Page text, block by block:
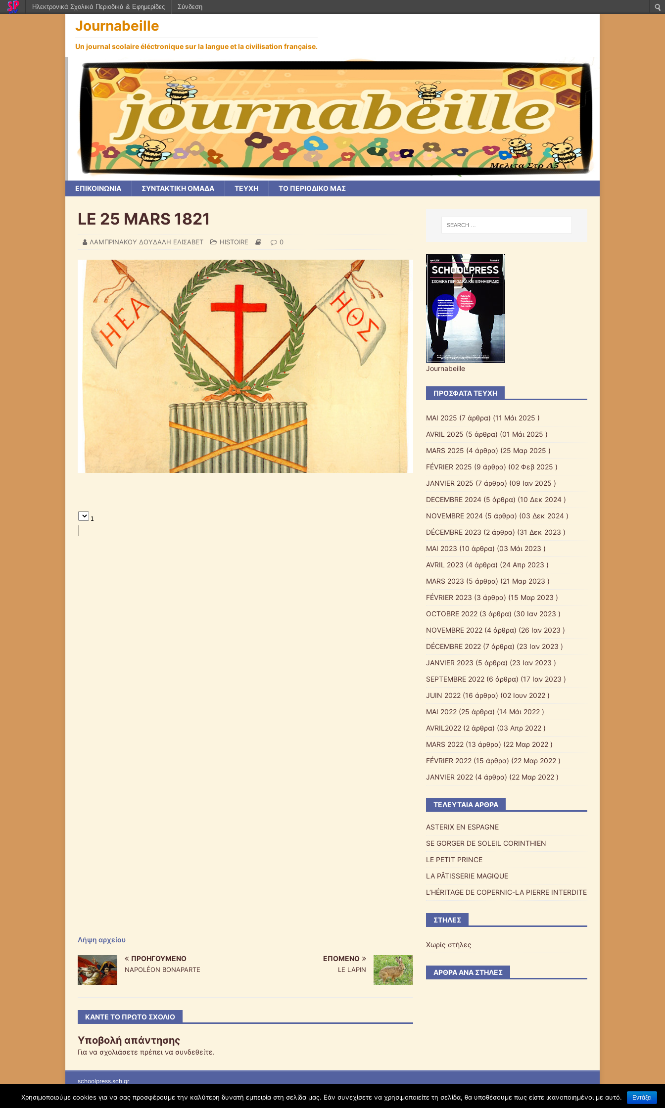
Journabeille
Un journal scolaire éléctronique sur la langue et la civilisation française.
ΕΠΙΚΟΙΝΩΝΙΑ ΣΥΝΤΑΚΤΙΚΗ ΟΜΑΔΑ ΤΕΥΧΗ ΤΟ ΠΕΡΙΟΔΙΚΟ ΜΑΣ
LE 25 MARS 1821
ΛΑΜΠΡΙΝΑΚΟΥ ΔΟΥΔΑΛΗ ΕΛΙΣΑΒΕΤ HISTOIRE 0
Λήψη αρχείου
ΠΡΟΗΓΟΎΜΕΝΟ
NAPOLÉON BONAPARTE
ΕΠΌΜΕΝΟ
LE LAPIN
ΚΆΝΤΕ ΤΟ ΠΡΏΤΟ ΣΧΌΛΙΟ
Υποβολή απάντησης
Για να σχολιάσετε πρέπει να συνδεθείτε.
Journabeille
ΠΡΌΣΦΑΤΑ ΤΕΎΧΗ
ΜΑΙ 2025 (7 άρθρα) (11 Μάι 2025 )
AVRIL 2025 (5 άρθρα) (01 Μάι 2025 )
MARS 2025 (4 άρθρα) (25 Μαρ 2025 )
FÉVRIER 2025 (9 άρθρα) (02 Φεβ 2025 )
JANVIER 2025 (7 άρθρα) (09 Ιαν 2025 )
DECEMBRE 2024(5 άρθρα) (10 Δεκ 2024 )
NOVEMBRE 2024(5 άρθρα) (03 Δεκ 2024 )
DÉCEMBRE 2023 (2 άρθρα) (31 Δεκ 2023 )
MAI 2023 (10 άρθρα) (03 Μάι 2023 )
AVRIL 2023 (4 άρθρα) (24 Απρ 2023 )
MARS 2023 (5 άρθρα) (21 Μαρ 2023 )
FÉVRIER 2023 (3 άρθρα) (15 Μαρ 2023 )
OCTOBRE 2022(3 άρθρα) (30 Ιαν 2023 )
NOVEMBRE 2022(4 άρθρα) (26 Ιαν 2023 )
DÉCEMBRE 2022(7 άρθρα) (23 Ιαν 2023 )
JANVIER 2023 (5 άρθρα) (23 Ιαν 2023 )
SEPTEMBRE 2022(6 άρθρα) (17 Ιαν 2023 )
JUIN 2022(16 άρθρα) (02 Ιουν 2022 )
MAI 2022(25 άρθρα) (14 Μάι 2022 )
AVRIL2022(2 άρθρα) (03 Απρ 2022 )
MARS 2022(13 άρθρα) (22 Μαρ 2022 )
FÉVRIER 2022(15 άρθρα) (22 Μαρ 2022 )
JANVIER 2022(4 άρθρα) (22 Μαρ 2022 )
ΤΕΛΕΥΤΑΊΑ ΆΡΘΡΑ
ASTERIX EN ESPAGNE
SE GORGER DE SOLEIL CORINTHIEN
LE PETIT PRINCE
LA PÂTISSERIE MAGIQUE
L’HÉRITAGE DE COPERNIC-LA PIERRE INTERDITE
ΣΤΉΛΕΣ
Χωρίς στήλες
ΆΡΘΡΑ ΑΝΆ ΣΤΉΛΕΣ
schoolpress.sch.gr
Όροι Χρήσης schoolpress.sch.gr|Δήλωση προσβασιμότητας
Ηλεκτρονικά Σχολικά Περιοδικά & Εφημερίδες Σύνδεση
Χρησιμοποιούμε cookies για να σας προσφέρουμε την καλύτερη δυνατή εμπειρία στη σελίδα μας. Εάν συνεχίσετε να χρησιμοποιείτε τη σελίδα, θα υποθέσουμε πως είστε ικανοποιημένοι με αυτό. Εντάξει